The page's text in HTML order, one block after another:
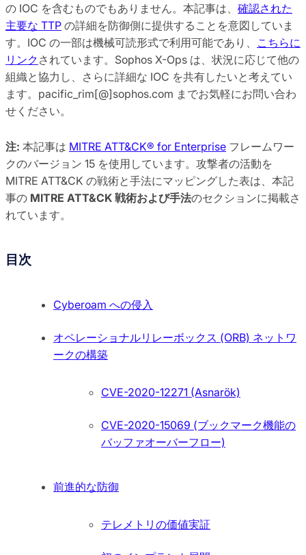
の IOC を含むものでもありません。本記事は、 確認された
主要な TTP の詳細を防御側に提供することを意図していま
す。IOC の一部は機械可読形式で利用可能であり、 こちらに
リンク されています。Sophos X-Ops は、状況に応じて他の
組織と協力し、さらに詳細な IOC を共有したいと考えてい
ます。pacific_rim[@]sophos.com までお気軽にお問い合わ
せください。
注: 本記事は MITRE ATT&CK® for Enterprise フレームワー
クのバージョン 15 を使用しています。攻撃者の活動を
MITRE ATT&CK の戦術と手法にマッピングした表は、本記
事の MITRE ATT&CK 戦術および手法のセクションに掲載さ
れています。
目次
Cyberoam への侵入
オペレーショナルリレーボックス (ORB) ネットワ
ークの構築
CVE-2020-12271 (Asnarök)
CVE-2020-15069 (ブックマーク機能の
バッファオーバーフロー)
前進的な防御
テレメトリの価値実証